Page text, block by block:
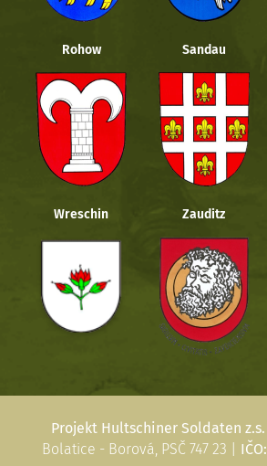
Rohow Sandau
Wreschin Zauditz
Projekt Hultschiner Soldaten z.s.
Bolatice - Borová, PSČ 747 23 | IČO: